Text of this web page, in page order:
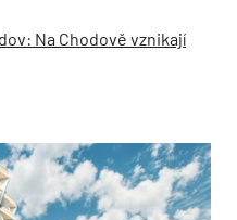
Na Chodově vznikají